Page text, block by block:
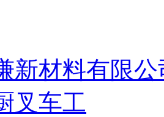
新材料有限公
叉车工